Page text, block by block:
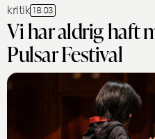
kritik 18.03
Vi har aldrig haft
Pulsar Festival